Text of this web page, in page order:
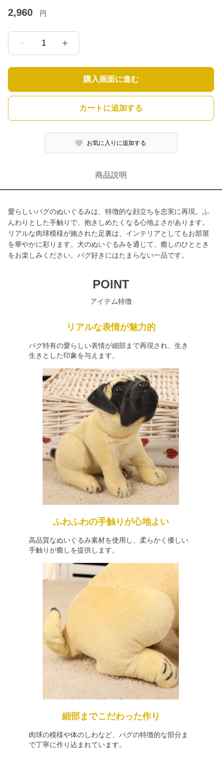
2,960 円
1
購入画面に進む
カートに追加する
お気に入りに追加する
商品説明
愛らしいパグのぬいぐるみは、特徴的な顔立ちを忠実に再現。ふ
んわりとした手触りで、抱きしめたくなる心地よさがあります。
リアルな肉球模様が施された足裏は、インテリアとしてもお部屋
を華やかに彩ります。犬のぬいぐるみを通じて、癒しのひととき
をお楽しみください。パグ好きにはたまらない一品です。
POINT
アイテム特徴
リアルな表情が魅力的
パグ特有の愛らしい表情が細部まで再現され、生き
生きとした印象を与えます。
ふわふわの手触りが心地よい
高品質なぬいぐるみ素材を使用し、柔らかく優しい
手触りが癒しを提供します。
細部までこだわった作り
肉球の模様や体のしわなど、パグの特徴的な部分ま
で丁寧に作り込まれています。